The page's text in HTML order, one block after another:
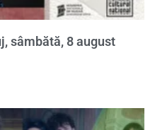
sâmbătă, 8 august